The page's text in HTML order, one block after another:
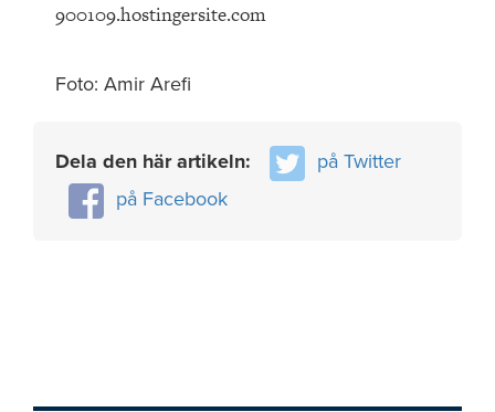
900109.hostingersite.com
Foto: Amir Arefi
Dela den här artikeln:
på Twitter
på Facebook